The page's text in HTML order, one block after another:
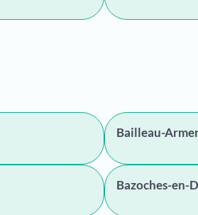
Bailleau-
Bazoches-en-